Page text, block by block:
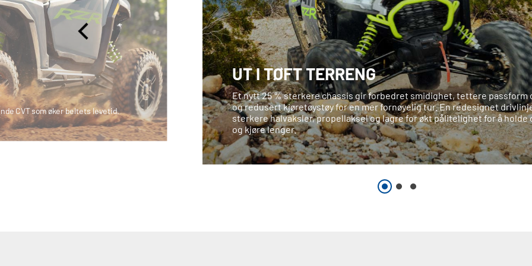
CVT som øker beltets levetid.​
UT I TØFT TERRENG
Et nytt 25 % sterkere chassis gir forbedret smidighet, tettere passform
og redusert kjøretøystøy for en mer fornøyelig tur. En redesignet
sterkere halvaksler, propellaksel og lagre for økt pålitelighet for å holde
og kjøre lenger.